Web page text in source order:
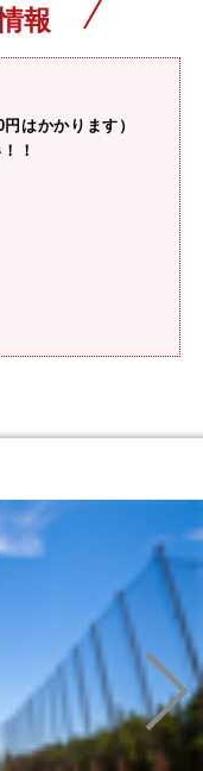
報
はかかります）
！